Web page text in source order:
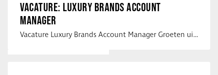
VACATURE: LUXURY BRANDS ACCOUNT
MANAGER
Vacature Luxury Brands Account Manager Groeten uit Spanje! Vanaf mijn …